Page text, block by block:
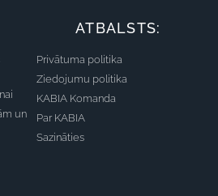
un
ATBALSTS:
Privātuma politika
Ziedojumu politika
KABIA Komanda
Par KABIA
Sazināties